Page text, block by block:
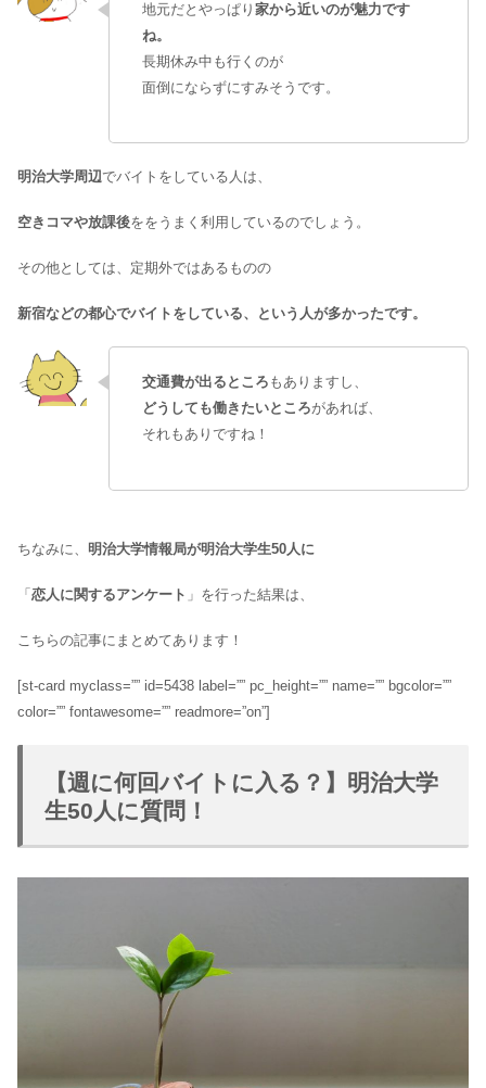
地元だとやっぱり 家から近いのが魅力です
ね。
長期休み中も行くのが
面倒にならずにすみそうです。
明治大学周辺でバイトをしている人は、
空きコマや放課後ををうまく利用しているのでしょう。
その他としては、定期外ではあるものの
新宿などの都心でバイトをしている、という人が多かったです。
交通費が出るところ もありますし、
どうしても働きたいところがあれば、
それもありですね！
ちなみに、 明治大学情報局が明治大学生50人に
「 恋人に関するアンケート 」を行った結果は、
こちらの記事にまとめてあります！
[st-card myclass=”” id=5438 label=”” pc_height=”” name=”” bgcolor=””
color=”” fontawesome=”” readmore=”on”]
【週に何回バイトに入る？】明治大学
生50人に質問！